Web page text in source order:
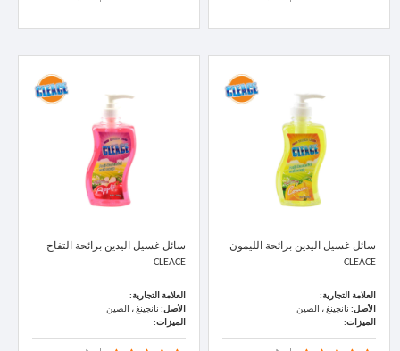
سائل غسيل اليدين برائحة الليمون
CLEACE
العلامة التجارية:
الأصل: نانجينغ ، الصين
الميزات:
سائل غسيل اليدين برائحة التفاح
CLEACE
العلامة التجارية:
الأصل: نانجينغ ، الصين
الميزات: